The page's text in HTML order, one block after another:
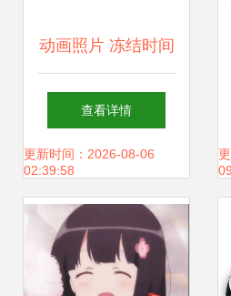
动画照片 冻结时间
的二次元记忆
查看详情
更新时间：2026-08-06
02:39:58